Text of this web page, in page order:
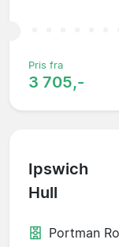
Pris fra
3 705,-
Ipswich
Hull
Portman